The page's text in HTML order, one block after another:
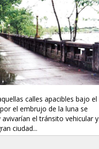
calles apacibles bajo el
el embrujo de la luna se
el tránsito vehicular y
ciudad...